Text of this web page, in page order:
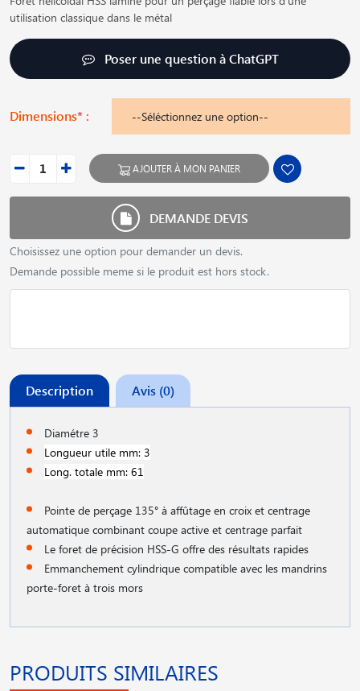
utilisation classique dans le métal
Poser une question à ChatGPT
Dimensions* :
AJOUTER À MON PANIER
DEMANDE DEVIS
Choisissez une option pour demander un devis.
Demande possible meme si le produit est hors stock.
Description Avis (0)
Diamétre 3
Longueur utile mm: 3
Long. totale mm: 61
Pointe de perçage 135° à affûtage en croix et centrage
automatique combinant coupe active et centrage parfait
Le foret de précision HSS-G offre des résultats rapides
Emmanchement cylindrique compatible avec les mandrins
porte-foret à trois mors
PRODUITS SIMILAIRES